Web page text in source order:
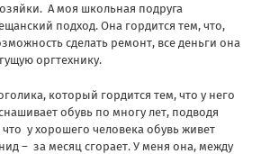
А моя школьная подруга
подход. Она гордится тем, что,
сделать ремонт, все деньги она
оргтехнику.
который гордится тем, что у него
обувь по многу лет, подводя
у хорошего человека обувь живет
– за месяц сгорает. У меня она, между